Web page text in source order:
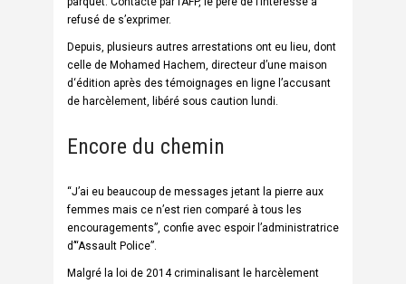
refusé de s’exprimer.
Depuis, plusieurs autres arrestations ont eu lieu, dont
celle de Mohamed Hachem, directeur d’une maison
d‘édition après des témoignages en ligne l’accusant
de harcèlement, libéré sous caution lundi.
Encore du chemin
“J’ai eu beaucoup de messages jetant la pierre aux
femmes mais ce n’est rien comparé à tous les
encouragements”, confie avec espoir l’administratrice
d’“Assault Police”.
Malgré la loi de 2014 criminalisant le harcèlement